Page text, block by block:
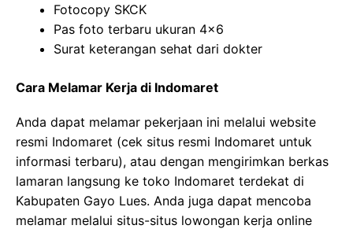
Fotocopy SKCK
Pas foto terbaru ukuran 4×6
Surat keterangan sehat dari dokter
Cara Melamar Kerja di Indomaret
Anda dapat melamar pekerjaan ini melalui website
resmi Indomaret (cek situs resmi Indomaret untuk
informasi terbaru), atau dengan mengirimkan berkas
lamaran langsung ke toko Indomaret terdekat di
Kabupaten Gayo Lues. Anda juga dapat mencoba
melamar melalui situs-situs lowongan kerja online